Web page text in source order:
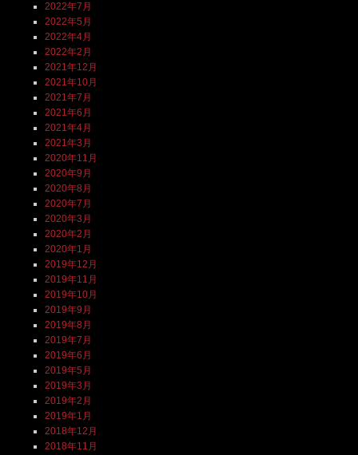
2022年7月
2022年5月
2022年4月
2022年2月
2021年12月
2021年10月
2021年7月
2021年6月
2021年4月
2021年3月
2020年11月
2020年9月
2020年8月
2020年7月
2020年3月
2020年2月
2020年1月
2019年12月
2019年11月
2019年10月
2019年9月
2019年8月
2019年7月
2019年6月
2019年5月
2019年3月
2019年2月
2019年1月
2018年12月
2018年11月